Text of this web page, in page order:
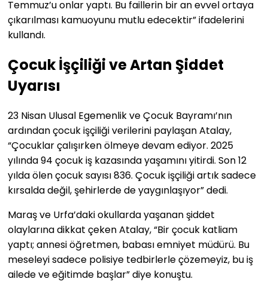
Temmuz’u onlar yaptı. Bu faillerin bir an evvel ortaya
çıkarılması kamuoyunu mutlu edecektir” ifadelerini
kullandı.
Çocuk İşçiliği ve Artan Şiddet
Uyarısı
23 Nisan Ulusal Egemenlik ve Çocuk Bayramı’nın
ardından çocuk işçiliği verilerini paylaşan Atalay,
“Çocuklar çalışırken ölmeye devam ediyor. 2025
yılında 94 çocuk iş kazasında yaşamını yitirdi. Son 12
yılda ölen çocuk sayısı 836. Çocuk işçiliği artık sadece
kırsalda değil, şehirlerde de yaygınlaşıyor” dedi.
Maraş ve Urfa’daki okullarda yaşanan şiddet
olaylarına dikkat çeken Atalay, “Bir çocuk katliam
yaptı; annesi öğretmen, babası emniyet müdürü. Bu
meseleyi sadece polisiye tedbirlerle çözemeyiz, bu iş
ailede ve eğitimde başlar” diye konuştu.